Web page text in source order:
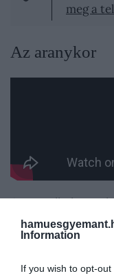
Information
If you wish to opt-
meg a
Az aranykor
Az amerikai
játszódó sorozat
meggazdagodott
áll, aki vidékről